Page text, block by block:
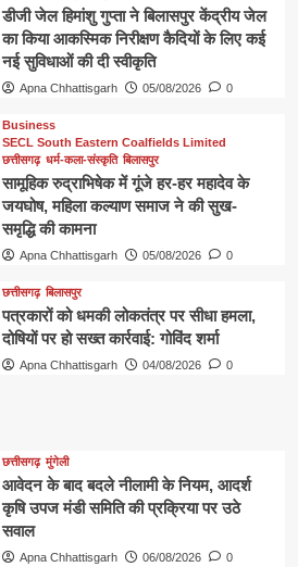
डीजी जेल हिमांशु गुप्ता ने बिलासपुर केंद्रीय जेल
का किया आकस्मिक निरीक्षण कैदियों के लिए कई
नई सुविधाओं की दी स्वीकृति
Apna Chhattisgarh 05/08/2026 0
Business
SECL South Eastern Coalfields Limited
छत्तीसगढ़ धर्म-कला-संस्कृति बिलासपुर
सामूहिक रुद्राभिषेक में गूंजे हर-हर महादेव के
जयघोष, महिला कल्याण समाज ने की सुख-
समृद्धि की कामना
Apna Chhattisgarh 05/08/2026 0
छत्तीसगढ़ बिलासपुर
पत्रकारों को धमकी लोकतंत्र पर सीधा हमला,
दोषियों पर हो सख्त कार्रवाई: गोविंद शर्मा
Apna Chhattisgarh 04/08/2026 0
छत्तीसगढ़ मुंगेली
आवेदन के बाद बदले नीलामी के नियम, आदर्श
कृषि उपज मंडी समिति की प्रक्रिया पर उठे
सवाल
Apna Chhattisgarh 06/08/2026 0